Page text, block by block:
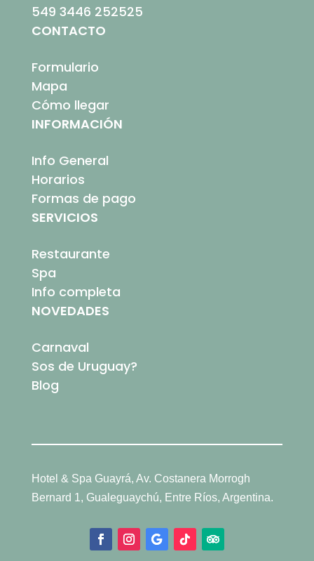
549 3446 252525
CONTACTO
Formulario
Mapa
Cómo llegar
INFORMACIÓN
Info General
Horarios
Formas de pago
SERVICIOS
Restaurante
Spa
Info completa
NOVEDADES
Carnaval
Sos de Uruguay?
Blog
Hotel & Spa Guayrá, Av. Costanera Morrogh
Bernard 1, Gualeguaychú, Entre Ríos, Argentina.